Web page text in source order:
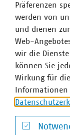
Präferenzen
werden von
und dienen
Web-
wir die
können Sie
Wirkung für
Informationen